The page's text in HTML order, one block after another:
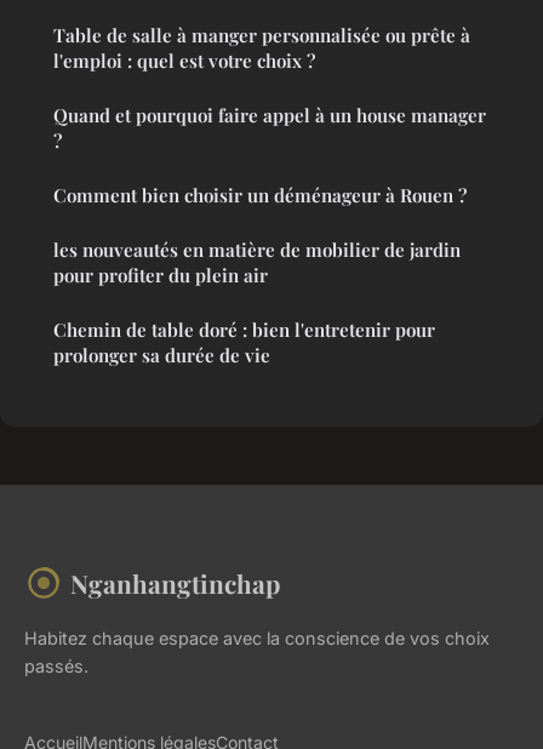
Table de salle à manger personnalisée ou prête à
l'emploi : quel est votre choix ?
Quand et pourquoi faire appel à un house manager
?
Comment bien choisir un déménageur à Rouen ?
les nouveautés en matière de mobilier de jardin
pour profiter du plein air
Chemin de table doré : bien l'entretenir pour
prolonger sa durée de vie
Nganhangtinchap
Habitez chaque espace avec la conscience de vos choix
passés.
AccueilMentions légalesContact